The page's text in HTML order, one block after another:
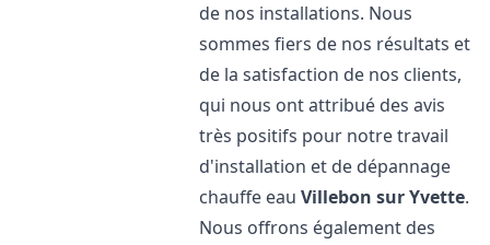
de nos installations. Nous
sommes fiers de nos résultats et
de la satisfaction de nos clients,
qui nous ont attribué des avis
très positifs pour notre travail
d'installation et de dépannage
chauffe eauVillebon sur Yvette.
Nous offrons également des